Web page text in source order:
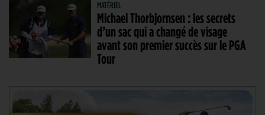
MATÉRIEL
Michael Thorbjornsen : les secrets
d’un sac qui a changé de visage
avant son premier succès sur le PGA
Tour